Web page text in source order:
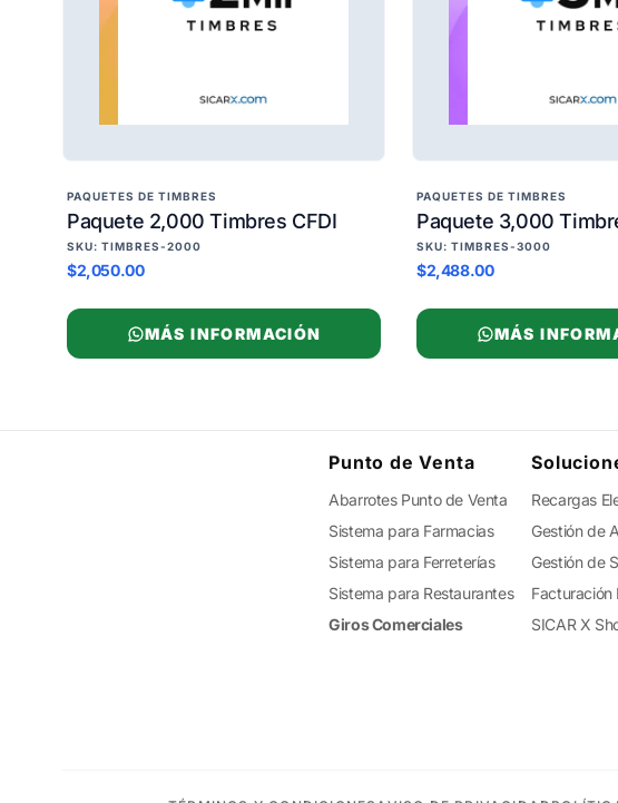
PAQUETES DE TIMBRES
Paquete 2,000 Timbres CFDI
SKU: TIMBRES-2000
$2,050.00
MÁS INFORMACIÓN
PAQUETES DE TIMBRES
Paquete 3,000
SKU: TIMBRES-3000
$2,488.00
MÁS
Punto de Venta
Abarrotes Punto de Venta
Sistema para Farmacias
Sistema para Ferreterías
Sistema para Restaurantes
Giros Comerciales
Recargas
Gestión de
Gestión de
Facturación
SICAR X